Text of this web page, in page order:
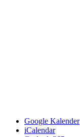
Google Kalender
iCalendar